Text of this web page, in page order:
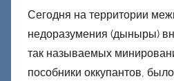
о
м
Ф
а
Сегодня на территории
недоразумения (дыныры)
так называемых
пособники оккупантов,